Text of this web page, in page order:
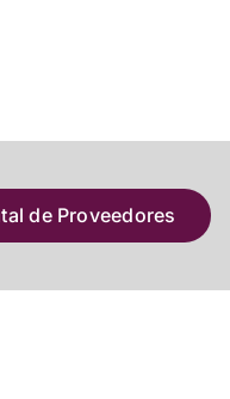
de Proveedores